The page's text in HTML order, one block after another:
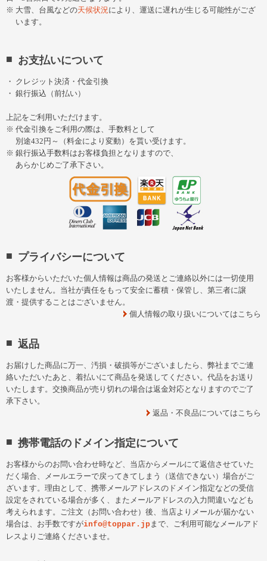
大雪、台風などの天候状況により、運送に遅れが生じる可能性がござ
います。
お支払いについて
クレジット決済・代金引換
銀行振込（前払い）
上記をご利用いただけます。
代金引換をご利用の際は、手数料として
別途432円～（料金により変動）を貰い受けます。
銀行振込手数料はお客様負担となりますので、
あらかじめご了承下さい。
プライバシーについて
お客様からいただいた個人情報は商品の発送とご連絡以外には一切使用
いたしません。当社が責任をもって安全に蓄積・保管し、第三者に譲
渡・提供することはございません。
個人情報の取り扱いについてはこちら
返品
お届けした商品に万一、汚損・破損等がございましたら、弊社までご連
絡いただいたあと、着払いにて商品を発送してください。代品をお送り
いたします。交換商品が売り切れの場合は返金対応となりますのでご了
承下さい。
返品・不良品についてはこちら
携帯電話のドメイン指定について
お客様からのお問い合わせ時など、当店からメールにて返信させていた
だく場合、メールエラーで戻ってきてしまう（送信できない）場合がご
ざいます。理由として、携帯メールアドレスのドメイン指定などの受信
設定をされている場合が多く、またメールアドレスの入力間違いなども
考えられます。ご注文（お問い合わせ）後、当店よりメールが届かない
場合は、お手数ですがinfo@toppar.jp まで、ご利用可能なメールアド
レスよりご連絡くださいませ。